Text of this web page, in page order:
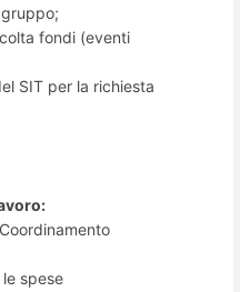
fondi (eventi
SIT per la richiesta
spese